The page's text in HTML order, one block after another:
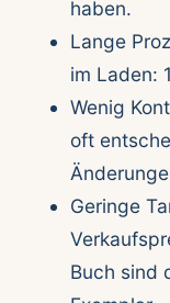
haben.
Lange
im Laden:
Wenig
oft
Geringe
Buch sind